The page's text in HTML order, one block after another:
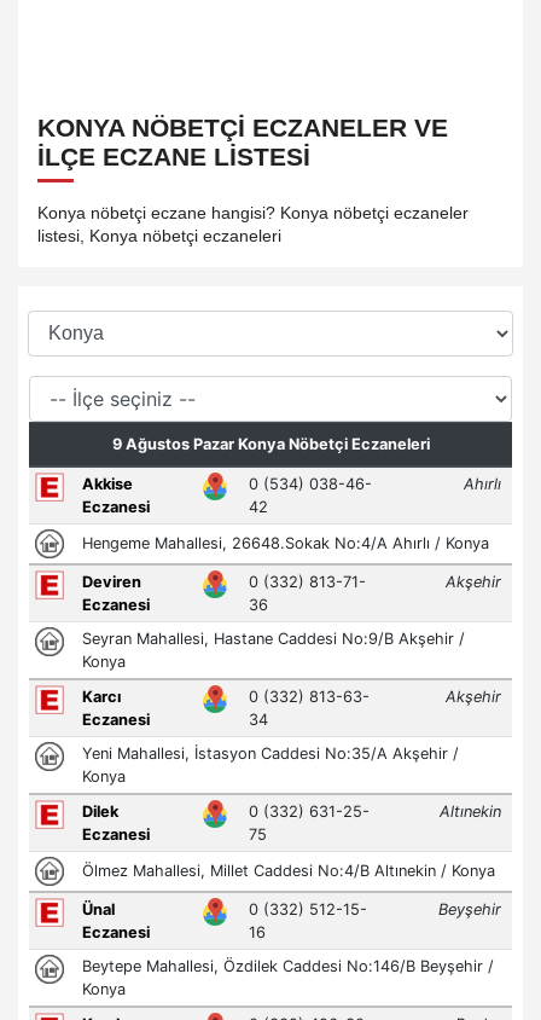
KONYA NÖBETÇI ECZANELER VE
İLÇE ECZANE LISTESI
Konya nöbetçi eczane hangisi? Konya nöbetçi eczaneler
listesi, Konya nöbetçi eczaneleri